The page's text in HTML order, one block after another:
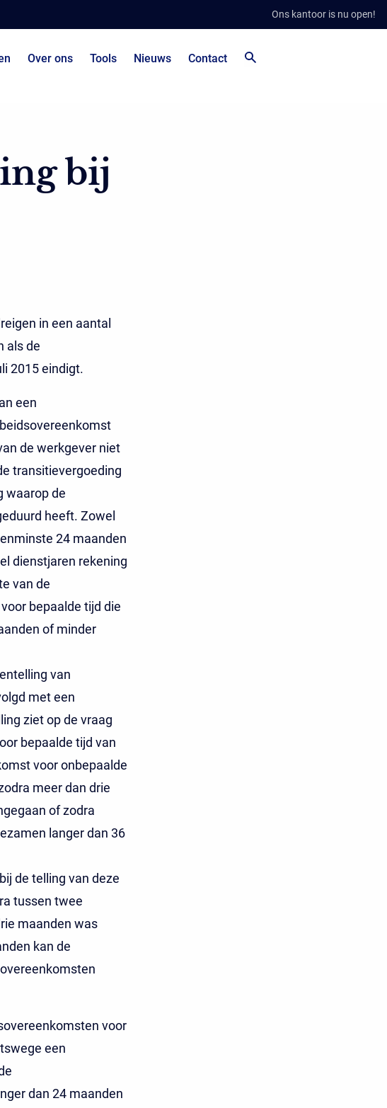
Ons kantoor is nu open!
Over ons Tools Nieuws Contact
bij
in een aantal
als de
2015 eindigt.
een
de werkgever niet
transitievergoeding
waarop de
heeft. Zowel
24 maanden
dienstjaren rekening
van de
bepaalde tijd die
of minder
van
met een
ziet op de vraag
bepaalde tijd van
voor onbepaalde
meer dan drie
of zodra
langer dan 36
de telling van deze
tussen twee
maanden was
kan de
voor
een
dan 24 maanden